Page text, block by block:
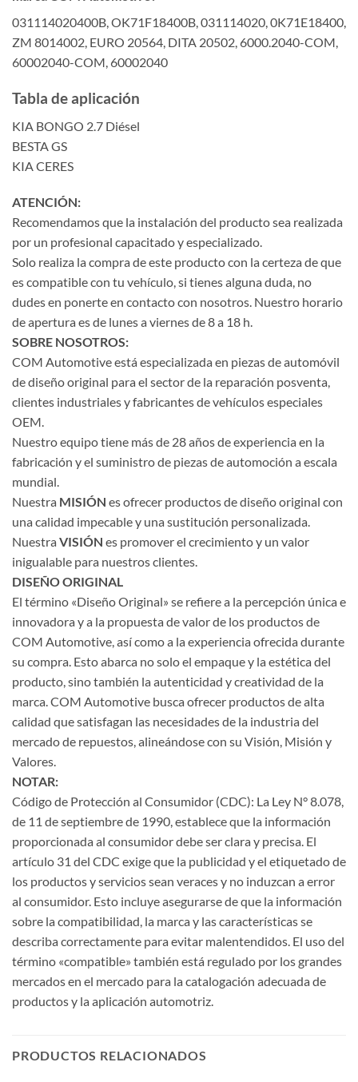
031114020400B, OK71F18400B, 031114020, 0K71E18400,
ZM 8014002, EURO 20564, DITA 20502, 6000.2040-COM,
60002040-COM, 60002040
Tabla de aplicación
KIA BONGO 2.7 Diésel
BESTA GS
KIA CERES
ATENCIÓN:
Recomendamos que la instalación del producto sea realizada
por un profesional capacitado y especializado.
Solo realiza la compra de este producto con la certeza de que
es compatible con tu vehículo, si tienes alguna duda, no
dudes en ponerte en contacto con nosotros. Nuestro horario
de apertura es de lunes a viernes de 8 a 18 h.
SOBRE NOSOTROS:
COM Automotive está especializada en piezas de automóvil
de diseño original para el sector de la reparación posventa,
clientes industriales y fabricantes de vehículos especiales
OEM.
Nuestro equipo tiene más de 28 años de experiencia en la
fabricación y el suministro de piezas de automoción a escala
mundial.
Nuestra MISIÓN es ofrecer productos de diseño original con
una calidad impecable y una sustitución personalizada.
Nuestra VISIÓN es promover el crecimiento y un valor
inigualable para nuestros clientes.
DISEÑO ORIGINAL
El término «Diseño Original» se refiere a la percepción única e
innovadora y a la propuesta de valor de los productos de
COM Automotive, así como a la experiencia ofrecida durante
su compra. Esto abarca no solo el empaque y la estética del
producto, sino también la autenticidad y creatividad de la
marca. COM Automotive busca ofrecer productos de alta
calidad que satisfagan las necesidades de la industria del
mercado de repuestos, alineándose con su Visión, Misión y
Valores.
NOTAR:
Código de Protección al Consumidor (CDC): La Ley N° 8.078,
de 11 de septiembre de 1990, establece que la información
proporcionada al consumidor debe ser clara y precisa. El
artículo 31 del CDC exige que la publicidad y el etiquetado de
los productos y servicios sean veraces y no induzcan a error
al consumidor. Esto incluye asegurarse de que la información
sobre la compatibilidad, la marca y las características se
describa correctamente para evitar malentendidos. El uso del
término «compatible» también está regulado por los grandes
mercados en el mercado para la catalogación adecuada de
productos y la aplicación automotriz.
PRODUCTOS RELACIONADOS